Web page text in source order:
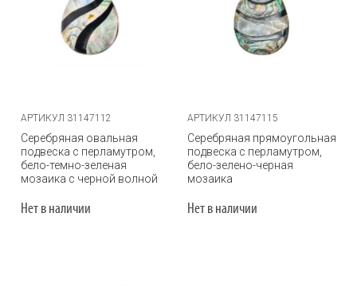
АРТИКУЛ 31147112
Серебряная овальная
подвеска с перламутром,
бело-темно-зеленая
мозаика с черной волной
Нет в наличии
АРТИКУЛ 31147115
Серебряная прямоугольная
подвеска с перламутром,
бело-зелено-черная
мозаика
Нет в наличии